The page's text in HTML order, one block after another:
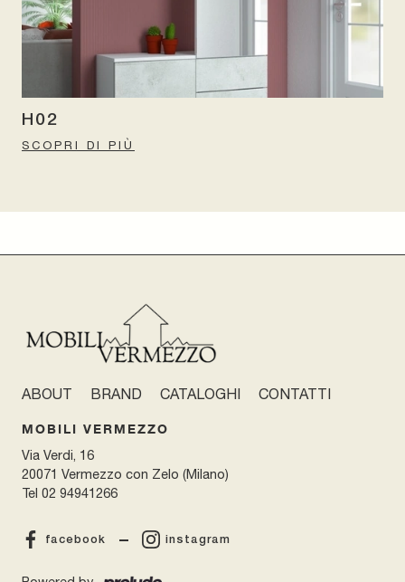
H02
SCOPRI DI PIÙ
ABOUT BRAND CATALOGHI CONTATTI
MOBILI VERMEZZO
Via Verdi, 16
20071 Vermezzo con Zelo (Milano)
Tel 02 94941266
facebook instagram